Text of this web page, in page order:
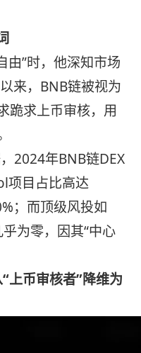
由”时，他深知市场
来，BNB链被视为
跪求上币审核，用
2024年BNB链DEX
项目占比高达
；而顶级风投如
为零，因其“中心
上币审核者”降维为